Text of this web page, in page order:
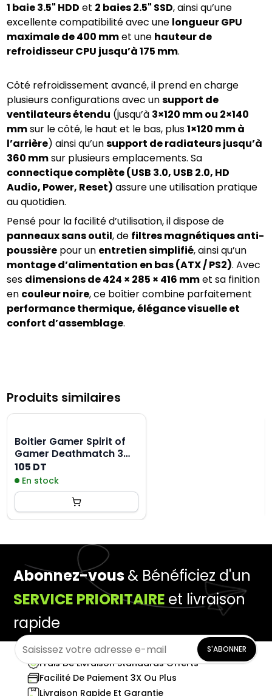
1 baie 3.5" HDD et 2 baies 2.5" SSD, ainsi qu’une
excellente compatibilité avec une longueur GPU
maximale de 400 mm et une hauteur de
refroidisseur CPU jusqu’à 175 mm.
Côté refroidissement avancé, il prend en charge
plusieurs configurations avec un support de
ventilateurs étendu (jusqu’à 3×120 mm ou 2×140
mm sur le côté, le haut et le bas, plus 1×120 mm à
l’arrière) ainsi qu’un support de radiateurs jusqu’à
360 mm
connectique complète (USB 3.0, USB 2.0, HD
Audio, Power, Reset) assure une utilisation pratique
panneaux sans outil, de filtres magnétiques anti-
poussière pour un entretien simplifié
montage d’alimentation en bas (ATX / PS2). Avec
ses dimensions de 424 × 285 × 416 mm et sa finition
en couleur noire
performance thermique, élégance visuelle et
confort d’assemblage.
Produits similaires
Boitier Gamer Spirit of
Gamer Deathmatch 3
RGB MTX ITX -Noir
105 DT
En stock
Abonnez-vous& Bénéficiez d'un
SERVICE PRIORITAIRE et livraison
rapide
S'ABONNER
Frais De Livraison Standards Offerts
Facilité De Paiement 3X Ou Plus
Livraison Rapide Et Garantie